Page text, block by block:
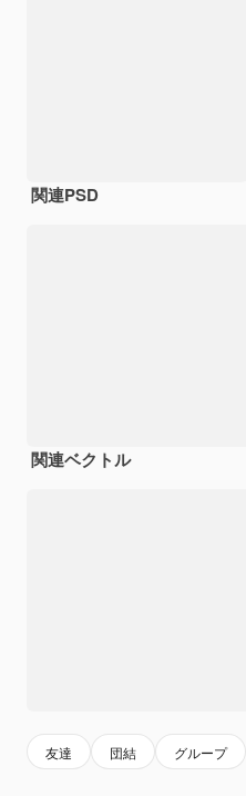
関連PSD
関連ベクトル
友達 団結 グループ